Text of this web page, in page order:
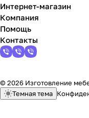
Интернет-магазин
Компания
Помощь
Контакты
© 2026 Изготовление
Темная тема